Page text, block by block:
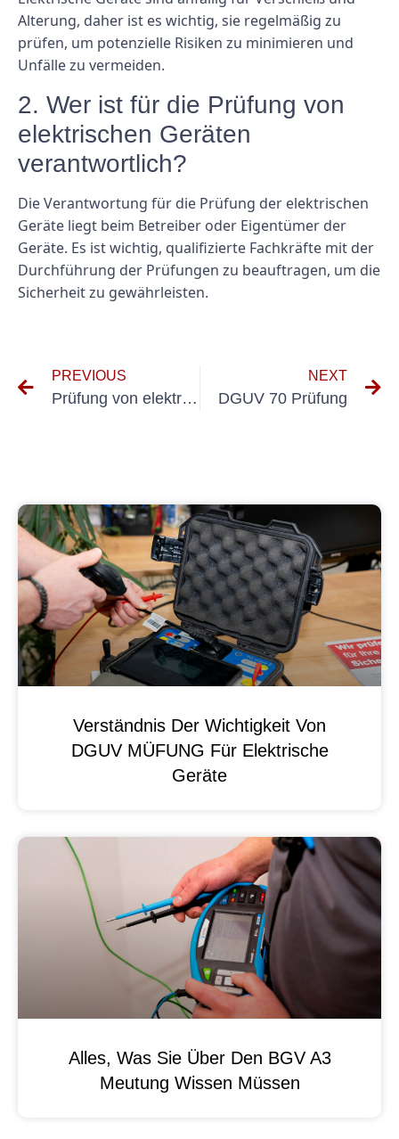
Alterung, daher ist es wichtig, sie regelmäßig zu
prüfen, um potenzielle Risiken zu minimieren und
Unfälle zu vermeiden.
2. Wer ist für die Prüfung von
elektrischen Geräten
verantwortlich?
Die Verantwortung für die Prüfung der elektrischen
Geräte liegt beim Betreiber oder Eigentümer der
Geräte. Es ist wichtig, qualifizierte Fachkräfte mit der
Durchführung der Prüfungen zu beauftragen, um die
Sicherheit zu gewährleisten.
PREVIOUS
Prüfung von elektrischen Anlagen und Betriebsmitteln
NEXT
DGUV 70 Prüfung
Verständnis Der Wichtigkeit Von
DGUV MÜFUNG Für Elektrische
Geräte
Alles, Was Sie Über Den BGV A3
Meutung Wissen Müssen